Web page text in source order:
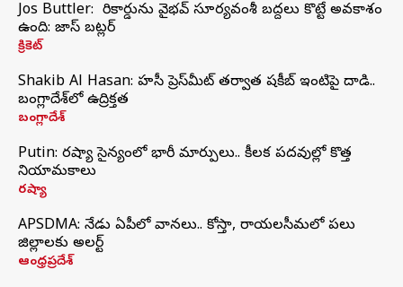
Jos Buttler: నా రికార్డును వైభవ్ సూర్యవంశీ బద్దలు కొట్టే అవకాశం
ఉంది: జాస్ బట్లర్
క్రికెట్
Shakib Al Hasan: హసీనా ప్రెస్‌మీట్‌ తర్వాత షకీబ్‌ ఇంటిపై దాడి..
బంగ్లాదేశ్‌లో ఉద్రిక్తత
బంగ్లాదేశ్
Putin: రష్యా సైన్యంలో భారీ మార్పులు.. కీలక పదవుల్లో కొత్త
నియామకాలు
రష్యా
APSDMA: నేడు ఏపీలో వానలు.. కోస్తా, రాయలసీమలో పలు
జిల్లాలకు అలర్ట్
ఆంధ్రప్రదేశ్